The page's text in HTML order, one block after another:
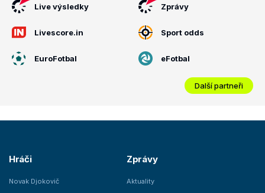
Live výsledky Zprávy
Livescore.in Sport odds
EuroFotbal eFotbal
Další partneři
Hráči
Novak Djokovič
Zprávy
Aktuality